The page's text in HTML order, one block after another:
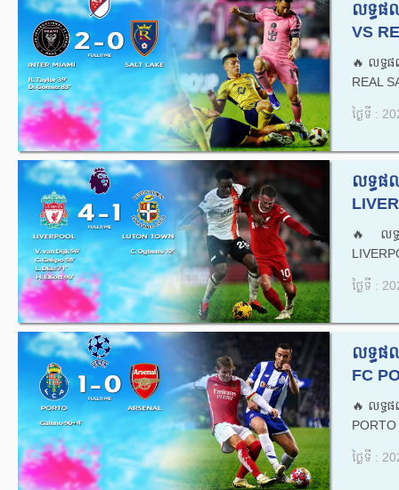
លទ្ធផ
VS
🔥លទ្ធ
REAL
ថ្ងៃទី :
លទ្ធផ
🔥លទ្
ថ្ងៃទី :
លទ្ធផ
FC
🔥លទ្ធ
PORTO
ថ្ងៃទី :